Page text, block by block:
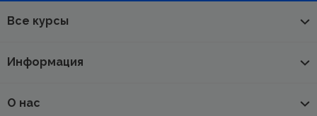
Все курсы
Информация
О нас